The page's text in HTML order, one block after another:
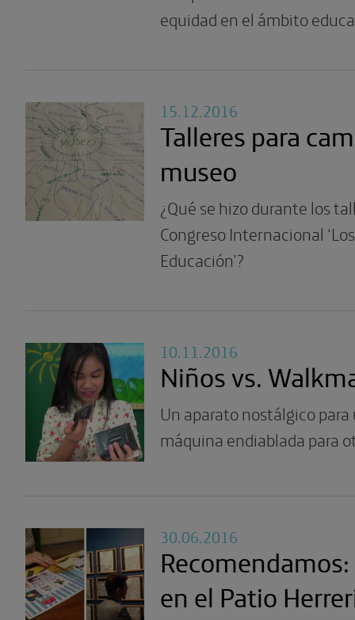
equidad en el ámbito
15.12.2016
Talleres para
museo
¿Qué se hizo durante los
Congreso Internacional
Educación’?
10.11.2016
Niños vs.
Un aparato nostálgico
máquina endiablada para
30.06.2016
en el Patio